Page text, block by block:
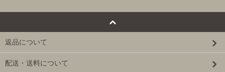
返品について
配送・送料について